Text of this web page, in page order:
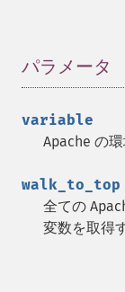
パラメータ
variable
Apache の
walk_to_top
全ての
変数を取得